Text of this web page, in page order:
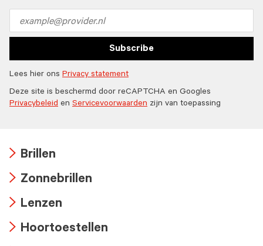
address
Subscribe
Lees hier ons Privacy statement
Deze site is beschermd door reCAPTCHA en Googles
Privacybeleid en Servicevoorwaarden zijn van toepassing
icon
Brillen
icon
Zonnebrillen
icon
Lenzen
Hoortoestellen